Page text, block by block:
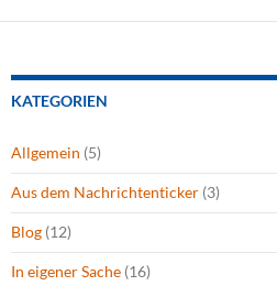
KATEGORIEN
Allgemein (5)
Aus dem Nachrichtenticker (3)
Blog (12)
In eigener Sache (16)